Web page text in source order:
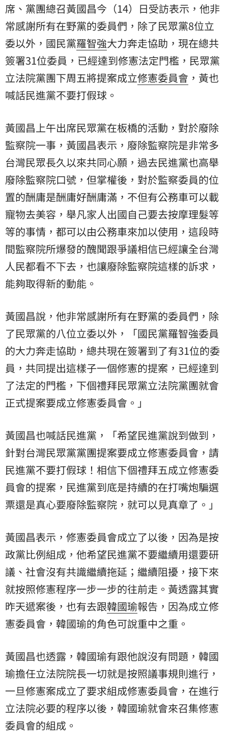
席、黨團總召黃國昌今（14）日受訪表示，他非
常感謝所有在野黨的委員們，除了民眾黨8位立
委以外，國民黨羅智強大力奔走協助，現在總共
簽署31位委員，已經達到修憲法定門檻，民眾黨
立法院黨團下周五將提案成立修憲委員會 ，黃也
喊話民進黨不要打假球。
黃國昌上午出席民眾黨在板橋的活動，對於廢除
監察院一事，黃國昌表示，廢除監察院是非常多
台灣民眾長久以來共同心願，過去民進黨也高舉
廢除監察院口號，但掌權後，對於監察委員的位
置的酬庸是酬庸好酬庸滿，不但有公務車可以載
寵物去美容，舉凡家人出國自己要去按摩理髮等
等的事情，都可以由公務車來加以使用，這段時
間監察院所爆發的醜聞跟爭議相信已經讓全台灣
人民都看不下去，也讓廢除監察院這樣的訴求，
能夠取得新的動能。
黃國昌說，他非常感謝所有在野黨的委員們，除
了民眾黨的八位立委以外，「國民黨羅智強委員
的大力奔走協助，總共現在簽署到了有31位的委
員，共同提出這樣子一個修憲的提案，已經達到
了法定的門檻，下個禮拜民眾黨立法院黨團就會
正式提案要成立修憲委員會。」
黃國昌也喊話民進黨，「希望民進黨說到做到，
針對台灣民眾黨黨團提案要成立修憲委員會，請
民進黨不要打假球！相信下個禮拜五成立修憲委
員會的提案，民進黨到底是持續的在打嘴炮騙選
票還是真心要廢除監察院，就可以見真章了。」
黃國昌表示，修憲委員會成立了以後，因為是按
政黨比例組成，他希望民進黨不要繼續用還要研
議、社會沒有共識繼續拖延；繼續阻擾，接下來
就按照修憲程序一步一步的往前走。黃透露其實
昨天遞案後，也有去跟韓國瑜報告，因為成立修
憲委員會，韓國瑜的角色可說重中之重。
黃國昌也透露，韓國瑜有跟他說沒有問題，韓國
瑜擔任立法院院長一切就是按照議事規則進行，
一旦修憲案成立了要求組成修憲委員會，在進行
立法院必要的程序以後，韓國瑜就會來召集修憲
委員會的組成。